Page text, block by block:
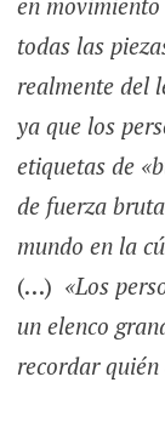
todas las
realmente del
ya que los
etiquetas de
de fuerza
mundo en la
(…) «Los
un elenco
recordar